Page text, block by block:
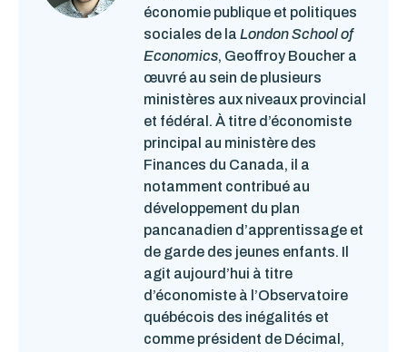
économie publique et politiques
sociales de la London School of
Economics, Geoffroy Boucher a
œuvré au sein de plusieurs
ministères aux niveaux provincial
et fédéral. À titre d’économiste
principal au ministère des
Finances du Canada, il a
notamment contribué au
développement du plan
pancanadien d’apprentissage et
de garde des jeunes enfants. Il
agit aujourd’hui à titre
d’économiste à l’Observatoire
québécois des inégalités et
comme président de Décimal,